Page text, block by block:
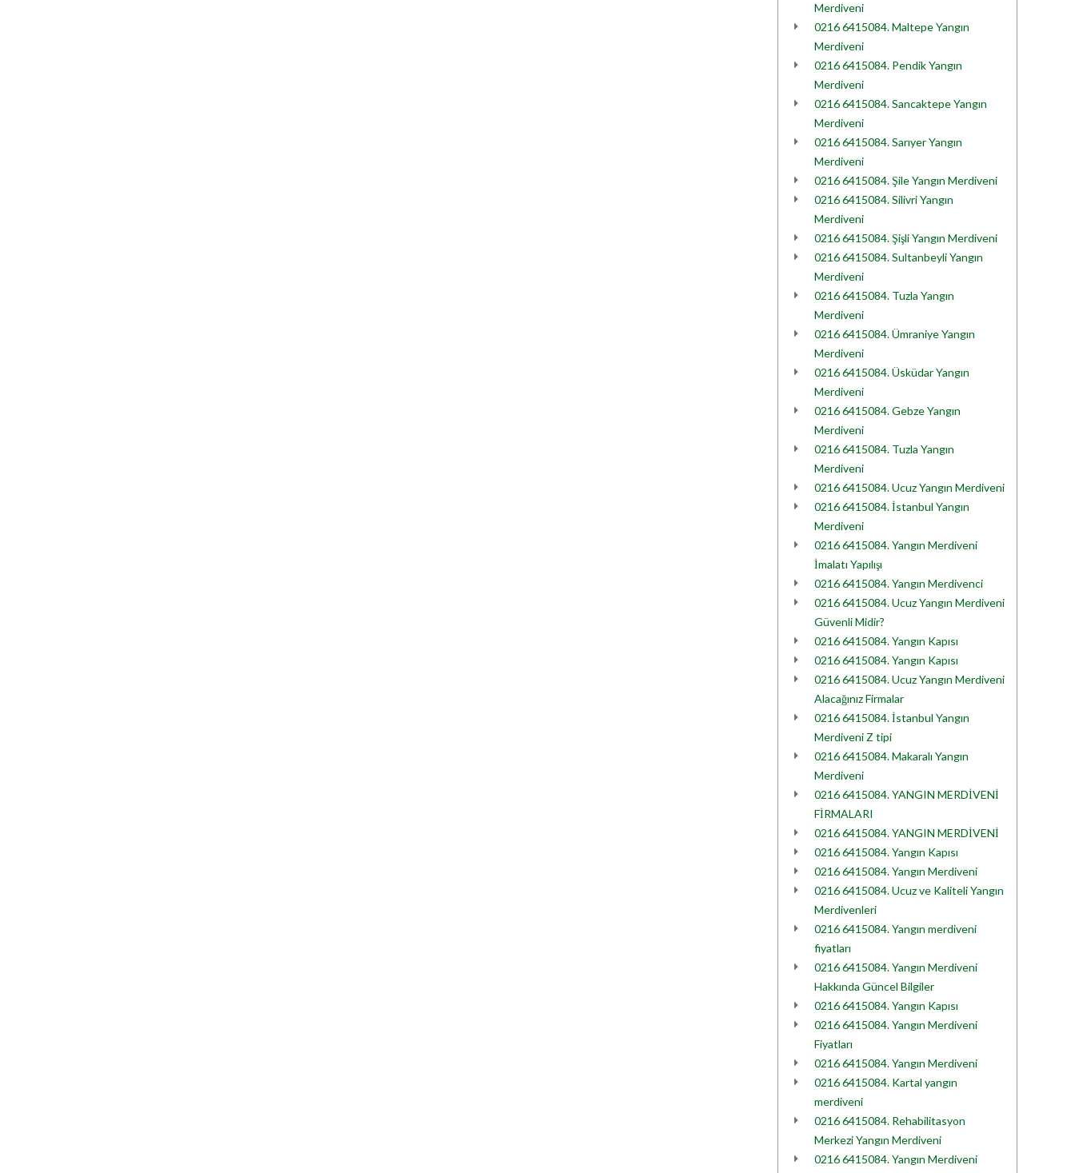
Merdiveni
0216 6415084. Maltepe Yangın
Merdiveni
0216 6415084. Pendik Yangın
Merdiveni
0216 6415084. Sancaktepe Yangın
Merdiveni
0216 6415084. Sarıyer Yangın
Merdiveni
0216 6415084. Şile Yangın Merdiveni
0216 6415084. Silivri Yangın
Merdiveni
0216 6415084. Şişli Yangın Merdiveni
0216 6415084. Sultanbeyli Yangın
Merdiveni
0216 6415084. Tuzla Yangın
Merdiveni
0216 6415084. Ümraniye Yangın
Merdiveni
0216 6415084. Üsküdar Yangın
Merdiveni
0216 6415084. Gebze Yangın
Merdiveni
0216 6415084. Tuzla Yangın
Merdiveni
0216 6415084. Ucuz Yangın Merdiveni
0216 6415084. İstanbul Yangın
Merdiveni
0216 6415084. Yangın Merdiveni
İmalatı Yapılışı
0216 6415084. Yangın Merdivenci
0216 6415084. Ucuz Yangın Merdiveni
Güvenli Midir?
0216 6415084. Yangın Kapısı
0216 6415084. Yangın Kapısı
0216 6415084. Ucuz Yangın Merdiveni
Alacağınız Firmalar
0216 6415084. İstanbul Yangın
Merdiveni Z tipi
0216 6415084. Makaralı Yangın
Merdiveni
0216 6415084. YANGIN MERDİVENİ
FİRMALARI
0216 6415084. YANGIN MERDİVENİ
0216 6415084. Yangın Kapısı
0216 6415084. Yangın Merdiveni
0216 6415084. Ucuz ve Kaliteli Yangın
Merdivenleri
0216 6415084. Yangın merdiveni
fiyatları
0216 6415084. Yangın Merdiveni
Hakkında Güncel Bilgiler
0216 6415084. Yangın Kapısı
0216 6415084. Yangın Merdiveni
Fiyatları
0216 6415084. Yangın Merdiveni
0216 6415084. Kartal yangın
merdiveni
0216 6415084. Rehabilitasyon
Merkezi Yangın Merdiveni
0216 6415084. Yangın Merdiveni